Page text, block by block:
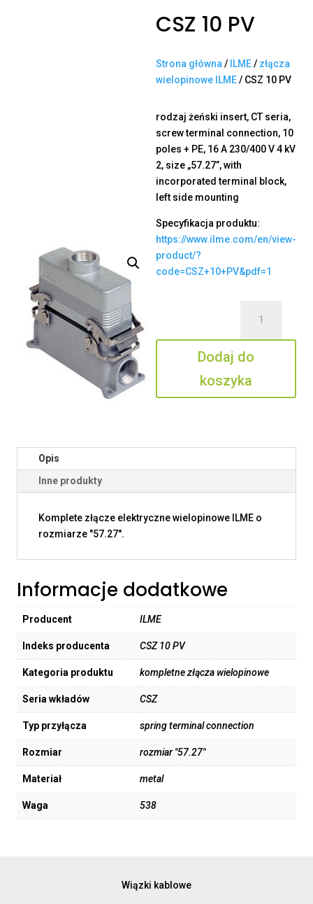
CSZ 10 PV
Strona główna / ILME/ złącza
wielopinowe ILME/ CSZ 10 PV
rodzaj żeński insert, CT seria,
screw terminal connection, 10
poles + PE, 16 A 230/400 V 4 kV
2, size „57.27”, with
incorporated terminal block,
left side mounting
Specyfikacja produktu:
https://www.ilme.com/en/view-
product/?
code=CSZ+10+PV&pdf=1
10
PV
Dodaj do
koszyka
Opis
Inne produkty
Komplete złącze elektryczne wielopinowe ILME o
rozmiarze "57.27".
Informacje dodatkowe
Producent ILME
Indeks producenta CSZ 10 PV
Kategoria produktu kompletne złącza wielopinowe
Seria wkładów CSZ
Typ przyłącza spring terminal connection
Rozmiar rozmiar "57.27"
Materiał metal
Waga 538
Wiązki kablowe